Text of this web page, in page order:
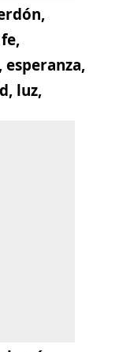
esperanza,
luz,